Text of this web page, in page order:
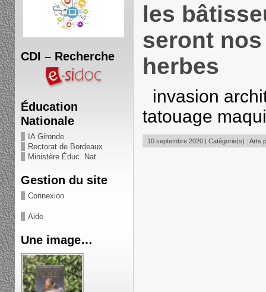
CDI – Recherche
Éducation
Nationale
IA Gironde
Rectorat de Bordeaux
Ministère Éduc. Nat.
Gestion du site
Connexion
Aide
Une image…
les
seront
herbes
invasion
tatouage
10 septembre 2020 | Catégorie(s) : Arts